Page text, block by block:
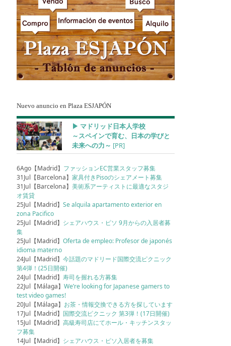
Nuevo anuncio en Plaza ESJAPÓN
▶︎ マドリッド日本人学校
～スペインで育む、日本の学びと
未来への力～ [PR]
6Ago【Madrid】 ファッションEC営業スタッフ募集
31Jul【Barcelona】家具付きPisoのシェアメート募集
31Jul【Barcelona】美術系アーティストに最適なスタジ
オ賃貸
25Jul【Madrid】Se alquila apartamento exterior en
zona Pacifico
25Jul【Madrid】 シェアハウス・ピソ 9月からの入居者募
集
25Jul【Madrid】Oferta de empleo: Profesor de japonés
idioma materno
24Jul【Madrid】今話題のマドリード国際交流ピクニック
第4弾！(25日開催)
24Jul【Madrid】寿司を握れる方募集
22Jul【Málaga】We’re looking for Japanese gamers to
test video games!
20Jul【Málaga】 お茶・情報交換できる方を探しています
17Jul【Madrid】 国際交流ピクニック 第3弾！(17日開催)
15Jul【Madrid】高級寿司店にてホール・キッチンスタッ
フ募集
14Jul【Madrid】 シェアハウス・ピソ入居者を募集